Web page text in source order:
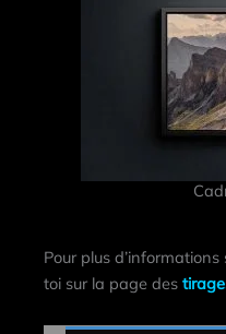
Pour plus
toi sur la page des